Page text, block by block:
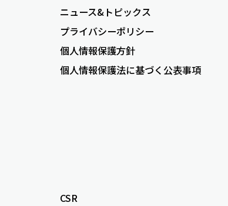
ニュース&トピックス
プライバシーポリシー
個人情報保護方針
個人情報保護法に基づく公表事項
CSR